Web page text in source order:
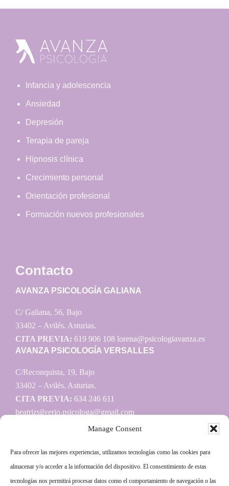
Manage Consent
Para ofrecer las mejores experiencias, utilizamos tecnologías como las cookies para
almacenar y/o acceder a la información del dispositivo. El consentimiento de estas
tecnologías nos permitirá procesar datos como el comportamiento de navegación o las
Footer
Infancia y adolescencia
Ansiedad
Depresión
Terapia de pareja
Hipnosis clínica
Crecimiento personal
Orientación profesional
Formación nuevos profesionales
Contacto
AVANZA PSICOLOGÍA GALIANA
C/ Galiana, 56, Bajo
33402 – Avilés. Asturias.
CITA PREVIA: 619 906 108 lorena@psicologiavanza.es
AVANZA PSICOLOGÍA VERSALLES
C/Reconquista, 19, Bajo
33402 – Avilés. Asturias.
CITA PREVIA: 634 246 611
beatrizsilverio.psicologa@gmail.com
Información